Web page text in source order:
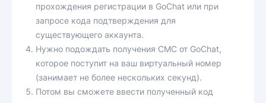
прохождения регистрации в GoChat или при
запросе кода подтверждения для
существующего аккаунта.
Нужно подождать получения СМС от GoChat,
которое поступит на ваш виртуальный номер
(занимает не более нескольких секунд).
Потом вы сможете ввести полученный код